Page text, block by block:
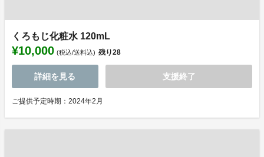
くろもじ化粧水 120mL
¥10,000 (税込/送料込) 残り28
詳細を見る 支援終了
ご提供予定時期：2024年2月